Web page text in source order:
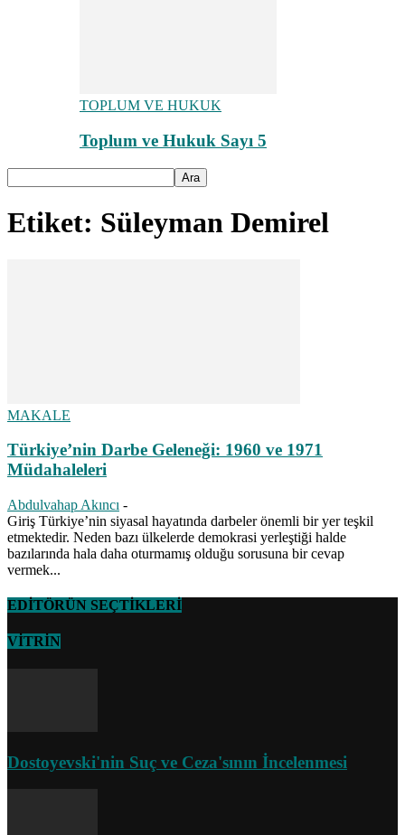
TOPLUM VE HUKUK
Toplum ve Hukuk Sayı 5
Etiket: Süleyman Demirel
MAKALE
Türkiye’nin Darbe Geleneği: 1960 ve 1971
Müdahaleleri
Abdulvahap Akıncı -
Giriş Türkiye’nin siyasal hayatında darbeler önemli bir yer teşkil
etmektedir. Neden bazı ülkelerde demokrasi yerleştiği halde
bazılarında hala daha oturmamış olduğu sorusuna bir cevap
vermek...
EDİTÖRÜN SEÇTİKLERİ
VİTRİN
Dostoyevski'nin Suç ve Ceza'sının İncelenmesi